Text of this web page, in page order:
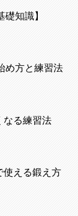
知識】
め方と練習法
なる練習法
使える鍛え方